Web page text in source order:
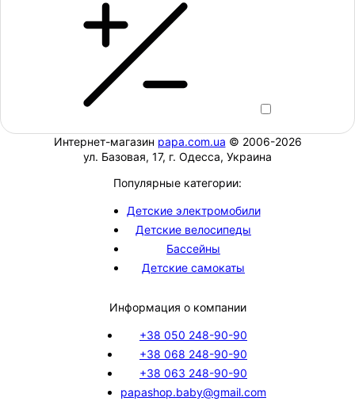
Интернет-магазин papa.com.ua © 2006-2026
ул. Базовая, 17, г. Одесса, Украина
Популярные категории:
Детские электромобили
Детские велосипеды
Бассейны
Детские самокаты
Информация о компании
+38 050 248-90-90
+38 068 248-90-90
+38 063 248-90-90
papashop.baby@gmail.com